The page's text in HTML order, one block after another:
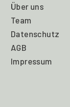
Über uns
Team
Datenschutz
AGB
Impressum